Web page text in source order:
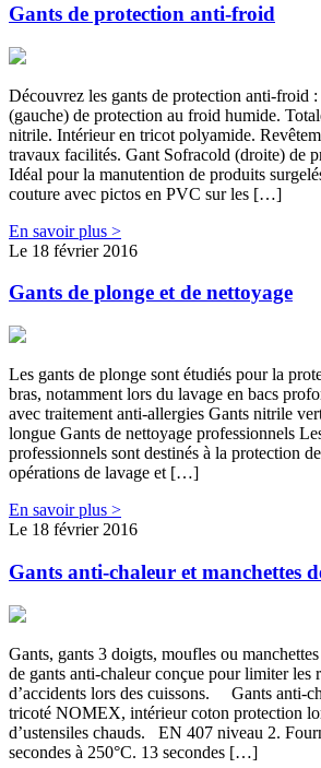
Gants de protection anti-froid
Découvrez les gants de protection anti-froid
(gauche) de protection au froid humide.
nitrile. Intérieur en tricot polyamide.
travaux facilités. Gant Sofracold (droite) de
Idéal pour la manutention de produits
couture avec pictos en PVC sur les […]
En savoir plus >
Le 18 février 2016
Gants de plonge et de nettoyage
Les gants de plonge sont étudiés pour la
bras, notamment lors du lavage en bacs
avec traitement anti-allergies Gants nitrile
longue Gants de nettoyage professionnels
professionnels sont destinés à la protection
opérations de lavage et […]
En savoir plus >
Le 18 février 2016
Gants anti-chaleur et manchettes
Gants, gants 3 doigts, moufles ou
de gants anti-chaleur conçue pour limiter les
d’accidents lors des cuissons. Gants anti-
tricoté NOMEX, intérieur coton protection
d’ustensiles chauds. EN 407 niveau 2.
secondes à 250°C. 13 secondes […]